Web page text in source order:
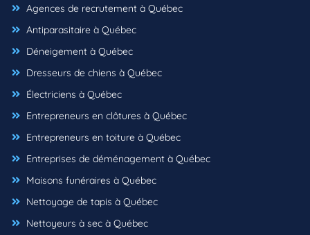
Agences de recrutement à Québec
Antiparasitaire à Québec
Déneigement à Québec
Dresseurs de chiens à Québec
Électriciens à Québec
Entrepreneurs en clôtures à Québec
Entrepreneurs en toiture à Québec
Entreprises de déménagement à Québec
Maisons funéraires à Québec
Nettoyage de tapis à Québec
Nettoyeurs à sec à Québec